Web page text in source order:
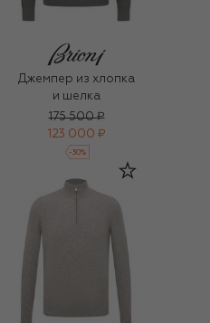
Джемпер из хлопка
и шелка
175 500 ₽
123 000 ₽
-30%